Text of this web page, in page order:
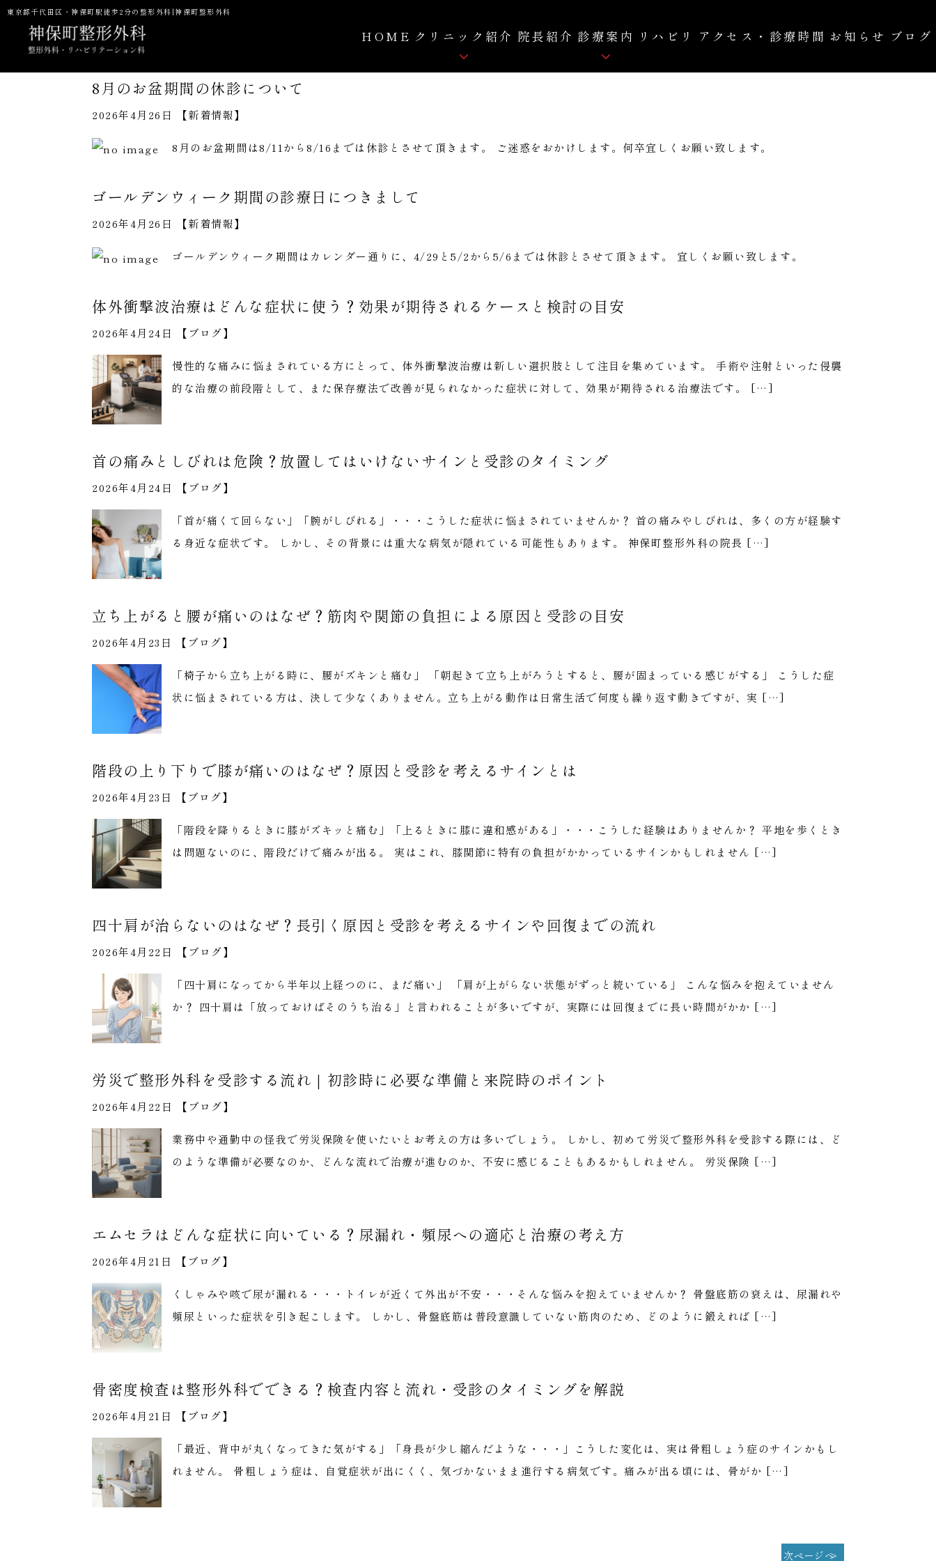
東京都千代田区・神保町駅徒歩2分の整形外科|神保町整形外科
HOME クリニック紹介 院長紹介 診療案内
予防接種
NMN点滴 PFC-FD療法 自費リハビリ 拡散型圧力波治療
リハビリ アクセス・診療時間 お知らせ ブログ
8月のお盆期間の休診について
2026年4月26日 【新着情報】
8月のお盆期間は8/11から8/16までは休診とさせて頂きます。 ご迷惑をおかけします。何卒宜しくお願い致します。
ゴールデンウィーク期間の診療日につきまして
2026年4月26日 【新着情報】
ゴールデンウィーク期間はカレンダー通りに、4/29と5/2から5/6までは休診とさせて頂きます。 宜しくお願い致します。
体外衝撃波治療はどんな症状に使う？効果が期待されるケースと検討の目安
2026年4月24日 【 ブログ】
慢性的な痛みに悩まされている方にとって、体外衝撃波治療は新しい選択肢として注目を集めています。 手術や注射といった侵襲
的な治療の前段階として、また保存療法で改善が見られなかった症状に対して、効果が期待される治療法です。 […]
首の痛みとしびれは危険？放置してはいけないサインと受診のタイミング
2026年4月24日 【 ブログ】
「首が痛くて回らない」「腕がしびれる」・・・こうした症状に悩まされていませんか？ 首の痛みやしびれは、多くの方が経験す
る身近な症状です。 しかし、その背景には重大な病気が隠れている可能性もあります。 神保町整形外科の院長 […]
立ち上がると腰が痛いのはなぜ？筋肉や関節の負担による原因と受診の目安
2026年4月23日 【 ブログ】
「椅子から立ち上がる時に、腰がズキンと痛む」 「朝起きて立ち上がろうとすると、腰が固まっている感じがする」 こうした症
状に悩まされている方は、決して少なくありません。立ち上がる動作は日常生活で何度も繰り返す動きですが、実 […]
階段の上り下りで膝が痛いのはなぜ？原因と受診を考えるサインとは
2026年4月23日 【 ブログ】
「階段を降りるときに膝がズキッと痛む」「上るときに膝に違和感がある」・・・こうした経験はありませんか？ 平地を歩くとき
は問題ないのに、階段だけで痛みが出る。 実はこれ、膝関節に特有の負担がかかっているサインかもしれません […]
四十肩が治らないのはなぜ？長引く原因と受診を考えるサインや回復までの流れ
2026年4月22日 【 ブログ】
「四十肩になってから半年以上経つのに、まだ痛い」 「肩が上がらない状態がずっと続いている」 こんな悩みを抱えていません
か？ 四十肩は「放っておけばそのうち治る」と言われることが多いですが、実際には回復までに長い時間がかか […]
労災で整形外科を受診する流れ｜初診時に必要な準備と来院時のポイント
2026年4月22日 【 ブログ】
業務中や通勤中の怪我で労災保険を使いたいとお考えの方は多いでしょう。 しかし、初めて労災で整形外科を受診する際には、ど
のような準備が必要なのか、どんな流れで治療が進むのか、不安に感じることもあるかもしれません。 労災保険 […]
エムセラはどんな症状に向いている？尿漏れ・頻尿への適応と治療の考え方
2026年4月21日 【 ブログ】
くしゃみや咳で尿が漏れる・・・トイレが近くて外出が不安・・・そんな悩みを抱えていませんか？ 骨盤底筋の衰えは、尿漏れや
頻尿といった症状を引き起こします。 しかし、骨盤底筋は普段意識していない筋肉のため、どのように鍛えれば […]
骨密度検査は整形外科でできる？検査内容と流れ・受診のタイミングを解説
2026年4月21日 【 ブログ】
「最近、背中が丸くなってきた気がする」「身長が少し縮んだような・・・」こうした変化は、実は骨粗しょう症のサインかもし
れません。 骨粗しょう症は、自覚症状が出にくく、気づかないまま進行する病気です。痛みが出る頃には、骨がか […]
次ページへ